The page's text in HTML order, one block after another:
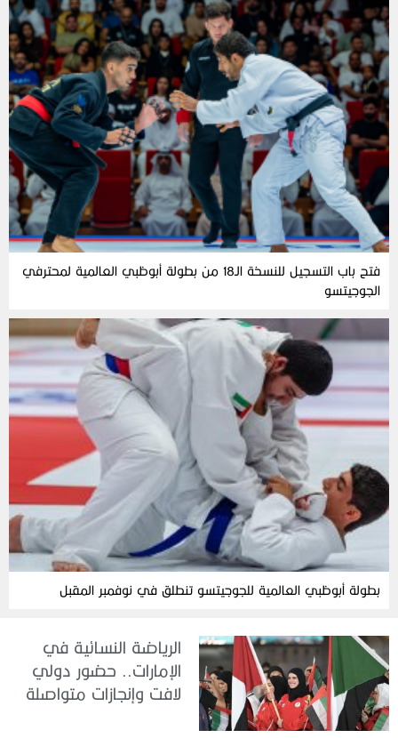
فتح باب التسجيل للنسخة الـ18 من بطولة أبوظبي العالمية لمحترفي
الجوجيتسو
بطولة أبوظبي العالمية للجوجيتسو تنطلق في نوفمبر المقبل
الرياضة النسائية في
الإمارات.. حضور دولي
لافت وإنجازات متواصلة